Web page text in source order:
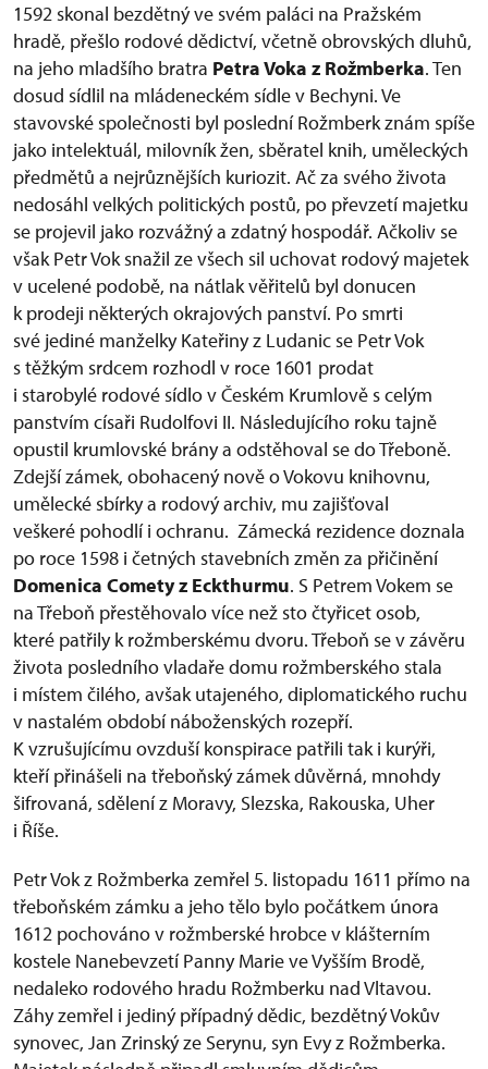
1592 skonal bezdětný ve svém paláci na Pražském
hradě, přešlo rodové dědictví, včetně obrovských dluhů,
na jeho mladšího bratra Petra Voka z Rožmberka. Ten
dosud sídlil na mládeneckém sídle v Bechyni. Ve
stavovské společnosti byl poslední Rožmberk znám spíše
jako intelektuál, milovník žen, sběratel knih, uměleckých
předmětů a nejrůznějších kuriozit. Ač za svého života
nedosáhl velkých politických postů, po převzetí majetku
se projevil jako rozvážný a zdatný hospodář. Ačkoliv se
však Petr Vok snažil ze všech sil uchovat rodový majetek
v ucelené podobě, na nátlak věřitelů byl donucen
k prodeji některých okrajových panství. Po smrti
své jediné manželky Kateřiny z Ludanic se Petr Vok
s těžkým srdcem rozhodl v roce 1601 prodat
i starobylé rodové sídlo v Českém Krumlově s celým
panstvím císaři Rudolfovi II. Následujícího roku tajně
opustil krumlovské brány a odstěhoval se do Třeboně.
Zdejší zámek, obohacený nově o Vokovu knihovnu,
umělecké sbírky a rodový archiv, mu zajišťoval
veškeré pohodlí i ochranu. Zámecká rezidence doznala
po roce 1598 i četných stavebních změn za přičinění
Domenica Comety z Eckthurmu. S Petrem Vokem se
na Třeboň přestěhovalo více než sto čtyřicet osob,
které patřily k rožmberskému dvoru. Třeboň se v závěru
života posledního vladaře domu rožmberského stala
i místem čilého, avšak utajeného, diplomatického ruchu
v nastalém období náboženských rozepří.
K vzrušujícímu ovzduší konspirace patřili tak i kurýři,
kteří přinášeli na třeboňský zámek důvěrná, mnohdy
šifrovaná, sdělení z Moravy, Slezska, Rakouska, Uher
i Říše.
Petr Vok z Rožmberka zemřel 5. listopadu 1611 přímo na
třeboňském zámku a jeho tělo bylo počátkem února
1612 pochováno v rožmberské hrobce v klášterním
kostele Nanebevzetí Panny Marie ve Vyšším Brodě,
nedaleko rodového hradu Rožmberku nad Vltavou.
Záhy zemřel i jediný případný dědic, bezdětný Vokův
synovec, Jan Zrinský ze Serynu, syn Evy z Rožmberka.